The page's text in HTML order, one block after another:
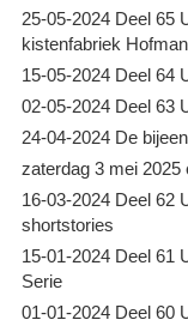
25-05-2024 Deel 65
kistenfabriek
15-05-2024 Deel 64
02-05-2024 Deel 63
24-04-2024 De
zaterdag 3 mei 2025
16-03-2024 Deel 62
shortstories
15-01-2024 Deel 61
Serie
01-01-2024 Deel 60